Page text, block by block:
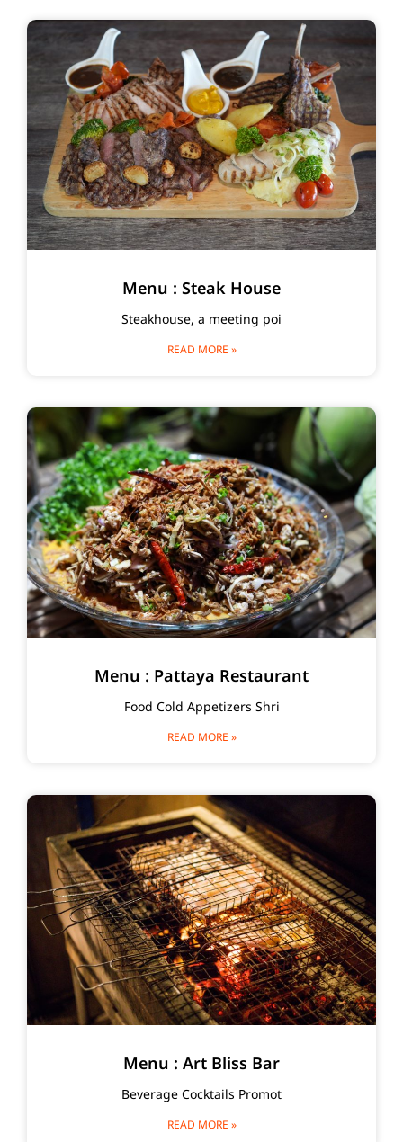
Menu : Steak House
Steakhouse, a meeting poi
READ MORE »
Menu : Pattaya Restaurant
Food Cold Appetizers Shri
READ MORE »
Menu : Art Bliss Bar
Beverage Cocktails Promot
READ MORE »